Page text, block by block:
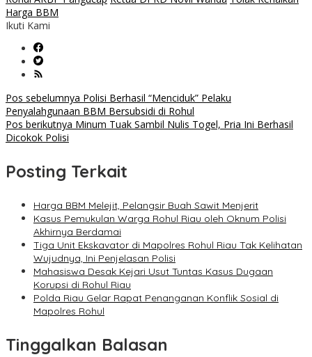
Harga BBM
Ikuti Kami
Navigasi
pos
Pos sebelumnya Polisi Berhasil “Menciduk” Pelaku
Penyalahgunaan BBM Bersubsidi di Rohul
Pos berikutnya Minum Tuak Sambil Nulis Togel, Pria Ini Berhasil
Dicokok Polisi
Posting Terkait
Harga BBM Melejit, Pelangsir Buah Sawit Menjerit
Kasus Pemukulan Warga Rohul Riau oleh Oknum Polisi
Akhirnya Berdamai
Tiga Unit Ekskavator di Mapolres Rohul Riau Tak Kelihatan
Wujudnya, Ini Penjelasan Polisi
Mahasiswa Desak Kejari Usut Tuntas Kasus Dugaan
Korupsi di Rohul Riau
Polda Riau Gelar Rapat Penanganan Konflik Sosial di
Mapolres Rohul
Tinggalkan Balasan